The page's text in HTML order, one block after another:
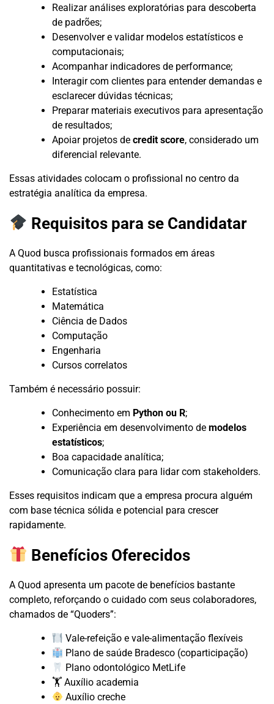
Realizar análises exploratórias para descoberta
de padrões;
Desenvolver e validar modelos estatísticos e
computacionais;
Acompanhar indicadores de performance;
Interagir com clientes para entender demandas e
esclarecer dúvidas técnicas;
Preparar materiais executivos para apresentação
de resultados;
Apoiar projetos de credit score, considerado um
diferencial relevante.
Essas atividades colocam o profissional no centro da
estratégia analítica da empresa.
Requisitos para se Candidatar
A Quod busca profissionais formados em áreas
quantitativas e tecnológicas, como:
Estatística
Matemática
Ciência de Dados
Computação
Engenharia
Cursos correlatos
Também é necessário possuir:
Conhecimento em Python ou R;
Experiência em desenvolvimento de modelos
estatísticos;
Boa capacidade analítica;
Comunicação clara para lidar com stakeholders.
Esses requisitos indicam que a empresa procura alguém
com base técnica sólida e potencial para crescer
rapidamente.
Benefícios Oferecidos
A Quod apresenta um pacote de benefícios bastante
completo, reforçando o cuidado com seus colaboradores,
chamados de “Quoders”:
Vale-refeição e vale-alimentação flexíveis
Plano de saúde Bradesco (coparticipação)
Plano odontológico MetLife
🏋️ Auxílio academia
Auxílio creche